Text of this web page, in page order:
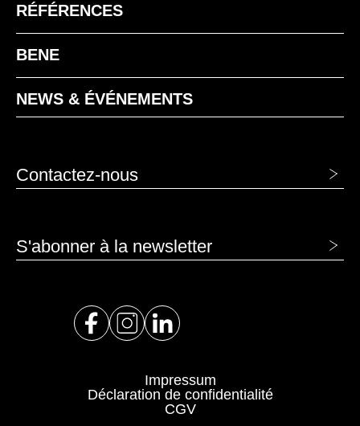
RÉFÉRENCES
BENE
NEWS & ÉVÉNEMENTS
Contactez-nous
S'abonner à la newsletter
Impressum
Déclaration de confidentialité
CGV